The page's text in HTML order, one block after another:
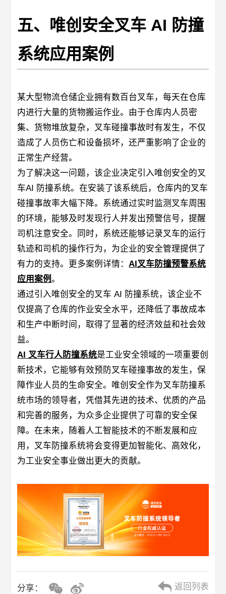
五、唯创安全叉车 AI 防撞
系统应用案例
某大型物流仓储企业拥有数百台叉车，每天在仓库
内进行大量的货物搬运作业。由于仓库内人员密
集、货物堆放复杂，叉车碰撞事故时有发生，不仅
造成了人员伤亡和设备损坏，还严重影响了企业的
正常生产经营。
为了解决这一问题，该企业决定引入唯创安全的叉
车AI 防撞系统。在安装了该系统后，仓库内的叉车
碰撞事故率大幅下降。系统通过实时监测叉车周围
的环境，能够及时发现行人并发出预警信号，提醒
司机注意安全。同时，系统还能够记录叉车的运行
轨迹和司机的操作行为，为企业的安全管理提供了
有力的支持。更多案例详情：AI叉车防撞预警系统
应用案例。
通过引入唯创安全的叉车 AI 防撞系统，该企业不
仅提高了仓库的作业安全水平，还降低了事故成本
和生产中断时间，取得了显著的经济效益和社会效
益。
AI 叉车行人防撞系统是工业安全领域的一项重要创
新技术，它能够有效预防叉车碰撞事故的发生，保
障作业人员的生命安全。唯创安全作为叉车防撞系
统市场的领导者，凭借其先进的技术、优质的产品
和完善的服务，为众多企业提供了可靠的安全保
障。在未来，随着人工智能技术的不断发展和应
用，叉车防撞系统将会变得更加智能化、高效化，
为工业安全事业做出更大的贡献。
分享： 返回列表